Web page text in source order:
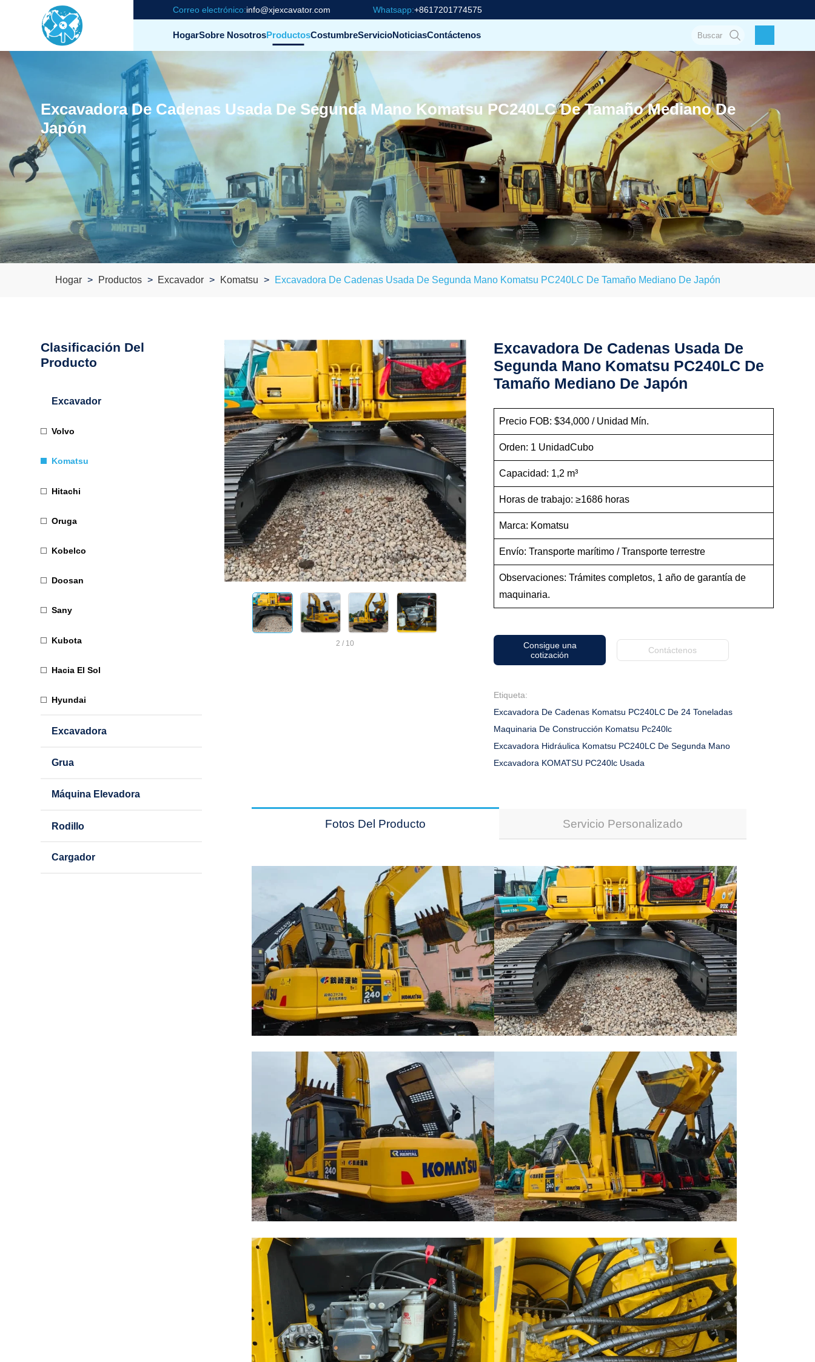
Correo electrónico:info@xjexcavator.com Whatsapp:+8617201774575
HogarSobre NosotrosProductosCostumbreServicioNoticiasContáctenos
Excavadora De Cadenas Usada De Segunda Mano Komatsu PC240LC De Tamaño Mediano De
Japón
Hogar Productos Excavador Komatsu Excavadora De Cadenas Usada De Segunda Mano Komatsu PC240LC De Tamaño Mediano De Japón
Clasificación Del
Producto
Excavador
Volvo
Komatsu
Hitachi
Oruga
Kobelco
Doosan
Sany
Kubota
Hacia El Sol
Hyundai
Excavadora
Grua
Máquina Elevadora
Rodillo
Cargador
2 / 10
Excavadora De Cadenas Usada De
Segunda Mano Komatsu PC240LC De
Tamaño Mediano De Japón
Precio FOB: $34,000 / Unidad Mín.
Orden: 1 UnidadCubo
Capacidad: 1,2 m³
Horas de trabajo: ≥1686 horas
Marca: Komatsu
Envío: Transporte marítimo / Transporte terrestre
Observaciones: Trámites completos, 1 año de garantía de
maquinaria.
Consigue una
cotización
Contáctenos
Etiqueta:
Excavadora De Cadenas Komatsu PC240LC De 24 Toneladas
Maquinaria De Construcción Komatsu Pc240lc
Excavadora Hidráulica Komatsu PC240LC De Segunda Mano
Excavadora KOMATSU PC240lc Usada
Fotos Del Producto Servicio Personalizado